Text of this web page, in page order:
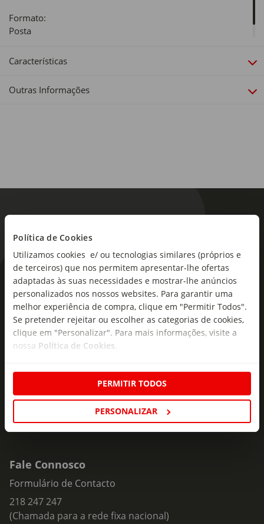
Política de Cookies
Utilizamos cookies e/ ou tecnologias similares (próprios e
de terceiros) que nos permitem apresentar-lhe ofertas
adaptadas às suas necessidades e mostrar-lhe anúncios
personalizados nos nossos websites. Para garantir uma
melhor experiência de compra, clique em "Permitir Todos".
Se pretender rejeitar ou escolher as categorias de cookies,
clique em "Personalizar". Para mais informações, visite a
nossa Política de Cookies.
PERMITIR TODOS
PERSONALIZAR
Formato:
Posta
Características
Outras Informações
As novidades mais frescas no
seu e-mail!
Subscreva e descubra campanhas exclusivas,
ofertas e novidades para si.
mail
Subscrever
Fale Connosco
Formulário de Contacto
218 247 247
(Chamada para a rede fixa nacional)